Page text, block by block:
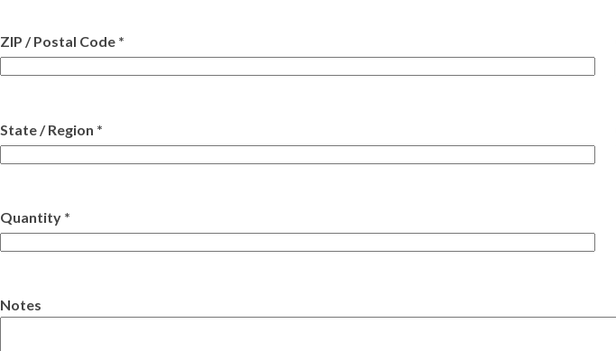
ZIP / Postal Code *
State / Region *
Quantity *
Notes